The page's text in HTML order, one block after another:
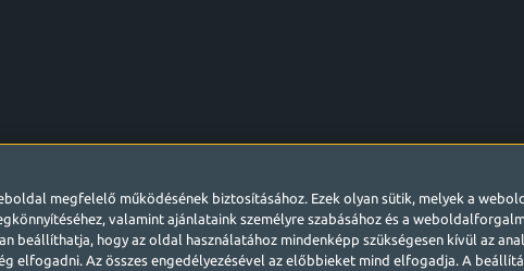
megfelelő működésének biztosításához. Ezek olyan sütik, melyek a
valamint ajánlataink személyre szabásához és a
beállíthatja, hogy az oldal használatához mindenképp szükségesen kívül az
elfogadni. Az összes engedélyezésével az előbbieket mind elfogadja. A